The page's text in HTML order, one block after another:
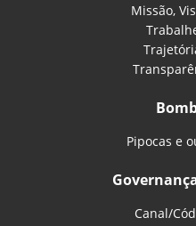
Missão,
Pipocas e
Canal/